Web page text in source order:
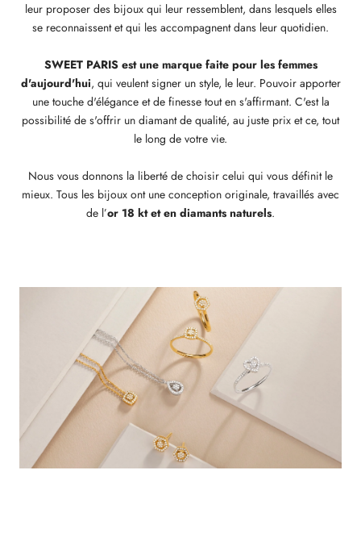
leur proposer des bijoux qui leur ressemblent, dans lesquels elles
se reconnaissent etqui les accompagnent dans leur quotidien.
SWEET PARIS est une marque faite pour les femmes
d'aujourd'hui, qui veulent signer un style, le leur. Pouvoir apporter
une touche d'élégance et de finesse tout en s'affirmant. C'est la
possibilité de s'offrir un diamantde qualité, au juste prix et ce, tout
le long de votre vie.
Nous vous donnons la liberté de choisir celui qui vous définit le
mieux. Tous les bijoux ont une conception originale, travaillés avec
de l’or 18 kt et en diamants naturels.